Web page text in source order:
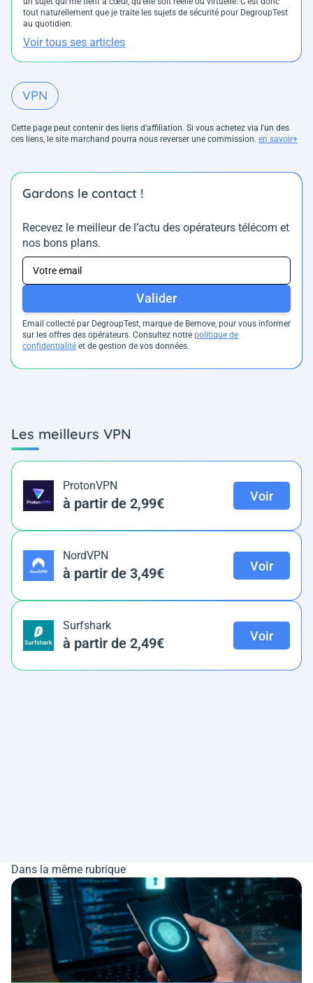
tout naturellement que je traite les sujets de sécurité pour DegroupTest
au quotidien.
Voir tous ses articles
VPN
Cette page peut contenir des liens d’affiliation. Si vous achetez via l'un des
ces liens, le site marchand pourra nous reverser une commission. en savoir+
Gardons le contact !
Recevez le meilleur de l’actu des opérateurs télécom et
nos bons plans.
Valider
Email collecté par DegroupTest, marque de Bemove, pour vous informer
sur les offres des opérateurs. Consultez notre politique de
confidentialité et de gestion de vos données.
Les meilleurs VPN
ProtonVPN
à partir de 2,99€ Voir
NordVPN
à partir de 3,49€ Voir
Surfshark
à partir de 2,49€ Voir
Dans la même rubrique